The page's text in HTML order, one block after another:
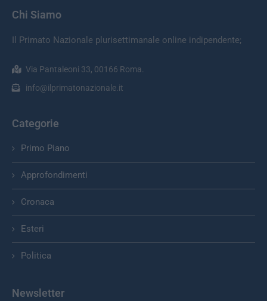
Chi Siamo
Il Primato Nazionale plurisettimanale online indipendente;
Via Pantaleoni 33, 00166 Roma.
info@ilprimatonazionale.it
Categorie
Primo Piano
Approfondimenti
Cronaca
Esteri
Politica
Newsletter